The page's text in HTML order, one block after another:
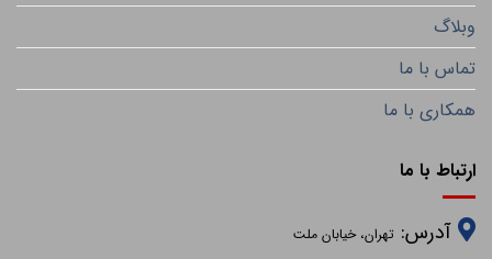
وبلاگ
تماس با ما
همکاری با ما
ارتباط با ما
آدرس:تهران، خیابان ملت